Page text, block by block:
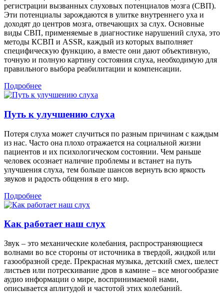
регистрации вызванных слуховых потенциалов мозга (СВП).
Эти потенциалы зарождаются в улитке внутреннего уха и
доходят до центров мозга, отвечающих за слух. Основные
виды СВП, применяемые в диагностике нарушений слуха, это
методы КСВП и ASSR, каждый из которых выполняет
специфическую функцию, а вместе они дают объективную,
точную и полную картину состояния слуха, необходимую для
правильного выбора реабилитации и компенсации.
Подробнее
Путь к улучшению слуха
Потеря слуха может случиться по разным причинам с каждым
из нас. Часто она плохо отражается на социальной жизни
пациентов и их психологическом состоянии. Чем раньше
человек осознает наличие проблемы и встанет на путь
улучшения слуха, тем больше шансов вернуть всю яркость
звуков и радость общения в его мир.
Подробнее
Как работает наш слух
Звук – это механические колебания, распространяющиеся
волнами во все стороны от источника в твердой, жидкой или
газообразной среде. Прекрасная музыка, детский смех, шелест
листьев или потрескивание дров в камине – все многообразие
аудио информации о мире, воспринимаемой нами,
описывается аплитудой и частотой этих колебаний.